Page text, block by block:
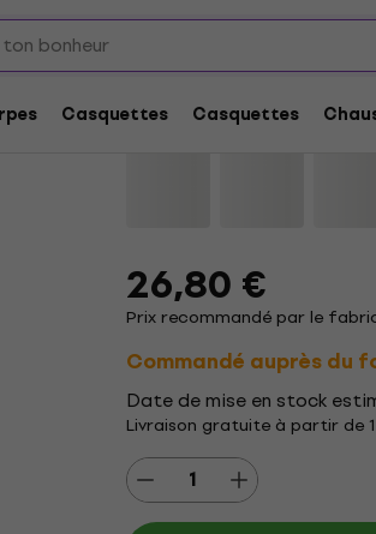
Casquettes Casquettes
Billie Eilish
Marque:Billie EilishCode
26,80 €
Prix recommandé par le
Commandé auprès du
Date de mise en stock
Livraison gratuite à partir de